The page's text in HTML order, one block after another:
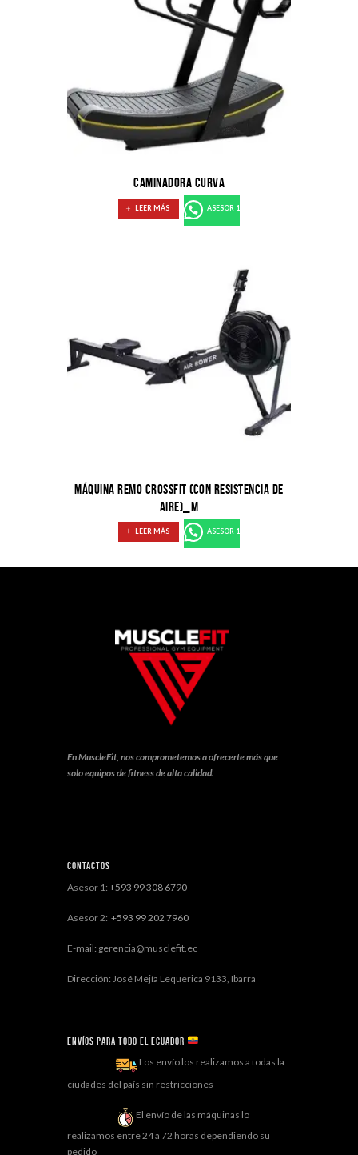
CAMINADORA CURVA
LEER MÁS ASESOR 1
MÁQUINA REMO CROSSFIT (CON RESISTENCIA DE
AIRE)_M
LEER MÁS ASESOR 1
En MuscleFit, nos comprometemos a ofrecerte más que
solo equipos de fitness de alta calidad.
Contactos
Asesor 1: +593 99 308 6790
Asesor 2: +593 99 202 7960
E-mail: gerencia@musclefit.ec
Dirección: José Mejía Lequerica 9133, Ibarra
Envíos para todo el ECUADOR
Los envío los realizamos a todas la
ciudades del país sin restricciones
El envío de las máquinas lo
realizamos entre 24 a 72 horas dependiendo su
pedido